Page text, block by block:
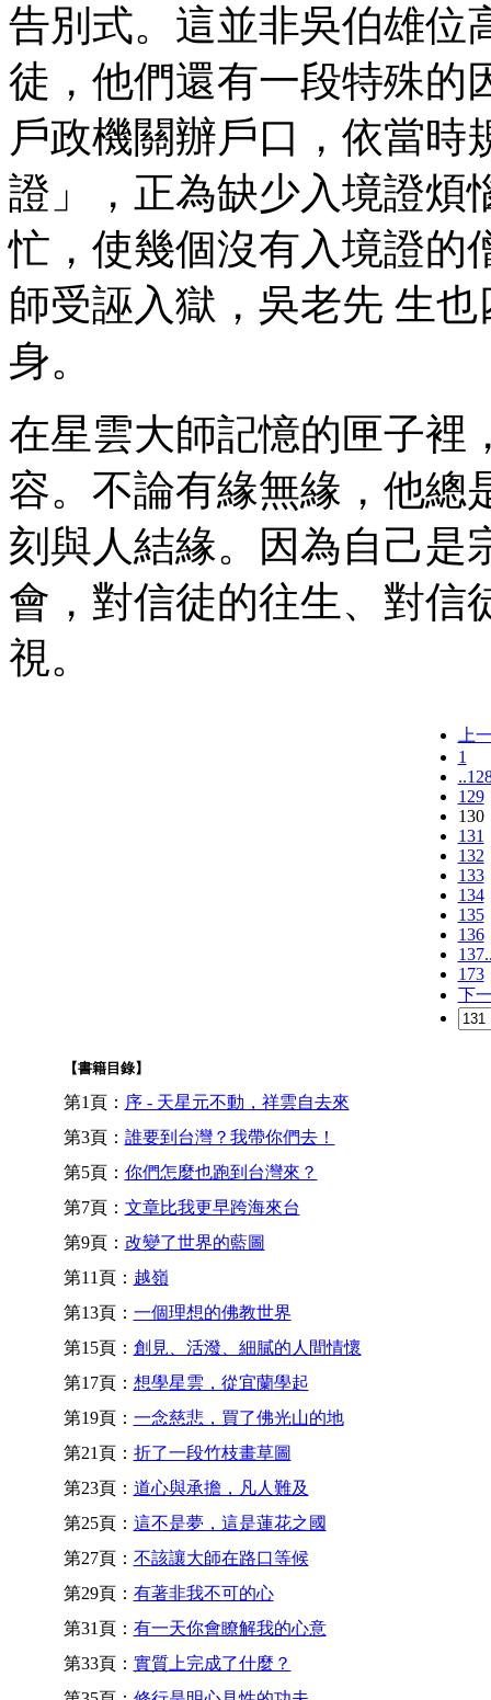
告別式。這並非吳伯雄位
徒，他們還有一段特殊的
戶政機關辦戶口，依當時
證」，正為缺少入境證煩
忙，使幾個沒有入境證的
師受誣入獄，吳老先 生
身。
在星雲大師記憶的匣子裡
容。不論有緣無緣，他總
刻與人結緣。因為自己是
會，對信徒的往生、對信
視。
上
1
129
130
131
132
133
134
135
136
173
下
【書籍目錄】
第1頁： 序 - 天星元不動，祥雲自去來
第3頁： 誰要到台灣？我帶你們去！
第5頁： 你們怎麼也跑到台灣來？
第7頁： 文章比我更早跨海來台
第9頁： 改變了世界的藍圖
第11頁： 越嶺
第13頁： 一個理想的佛教世界
第15頁： 創見、活潑、細膩的人間情懷
第17頁： 想學星雲，從宜蘭學起
第19頁： 一念慈悲，買了佛光山的地
第21頁： 折了一段竹枝畫草圖
第23頁： 道心與承擔，凡人難及
第25頁： 這不是夢，這是蓮花之國
第27頁： 不該讓大師在路口等候
第29頁： 有著非我不可的心
第31頁： 有一天你會瞭解我的心意
第33頁： 實質上完成了什麼？